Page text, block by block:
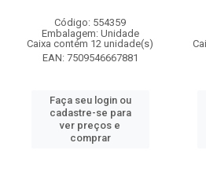
Código: 554359
Embalagem: Unidade
Caixa contém 12 unidade(s)
EAN: 7509546667881
Faça seu login ou
cadastre-se para
ver preços e
comprar